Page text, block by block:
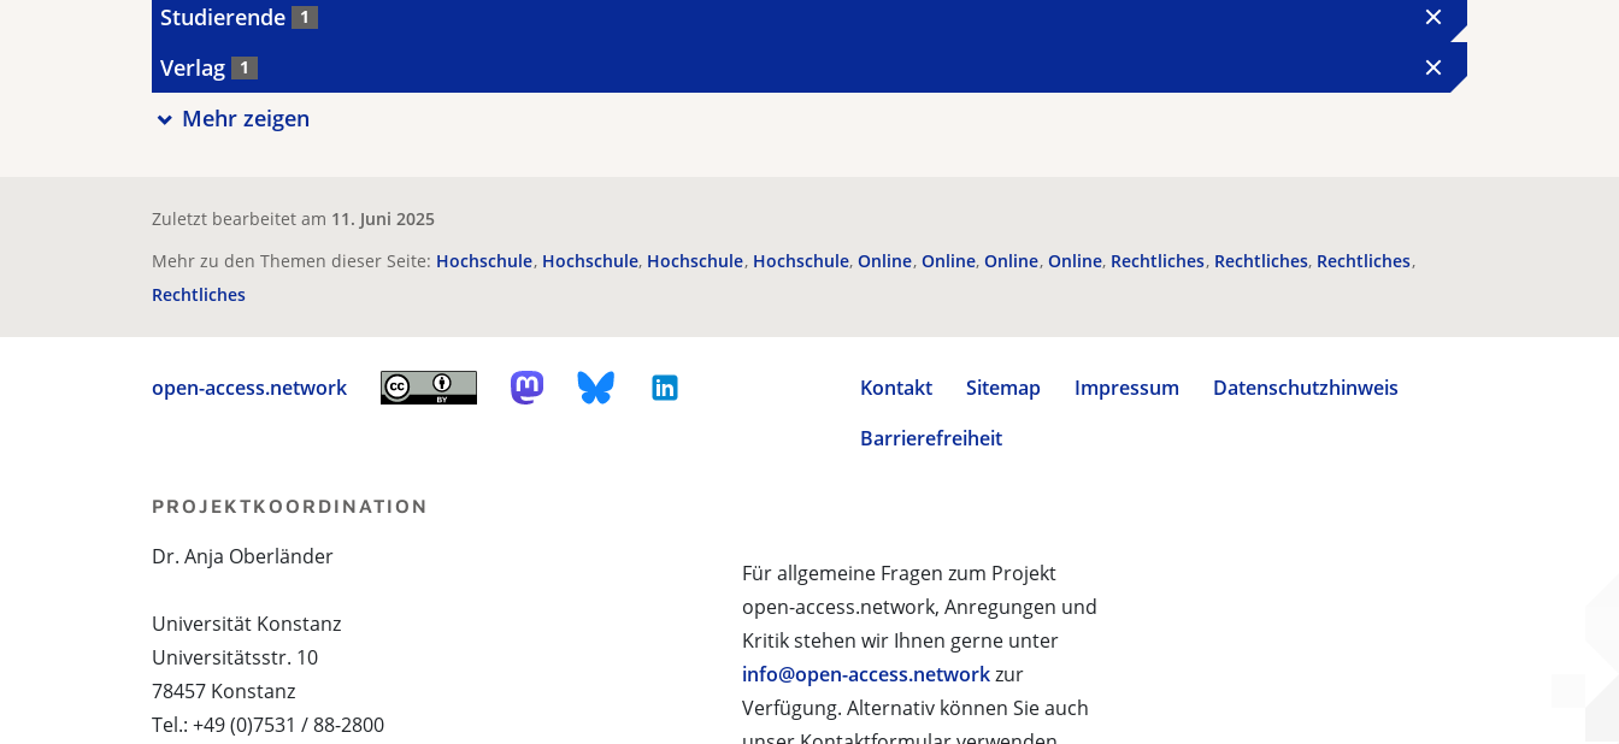
Studierende 1
Verlag 1
Mehr zeigen
Zuletzt bearbeitet am 11. Juni 2025
Mehr zu den Themen dieser Seite: Hochschule Hochschule Hochschule Hochschule Online Online Online Online Rechtliches Rechtliches Rechtliches
Rechtliches
open-access.network Kontakt Sitemap Impressum
Datenschutzhinweis
Barrierefreiheit
Für allgemeine Fragen zum Projekt
open-access.network, Anregungen und
Kritik stehen wir Ihnen gerne unter
info@open-access.networkzur
Verfügung. Alternativ können Sie auch
PROJEKTKOORDINATION
Dr. Anja Oberländer
Universität Konstanz
Universitätsstr. 10
78457 Konstanz
Tel.: +49 (0)7531 / 88-2800